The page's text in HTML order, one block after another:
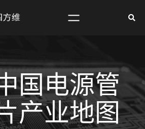
国电源管
产业地图